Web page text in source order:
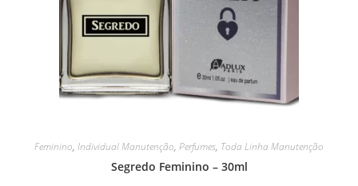
Feminino, Individual Manutenção, Perfumes, Toda Linha Manutenção
Segredo Feminino – 30ml